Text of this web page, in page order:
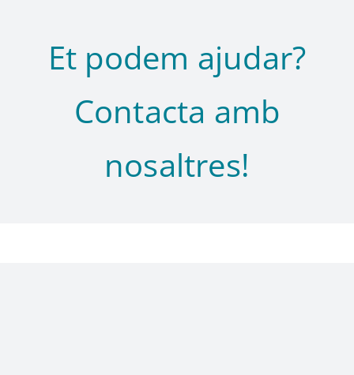
Et podem ajudar?
Contacta amb
nosaltres!